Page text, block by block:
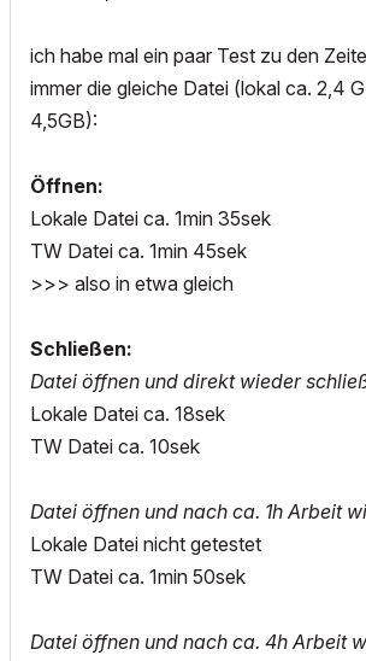
ich habe mal ein paar Test zu den
immer die gleiche Datei (lokal ca. 2,4
4,5GB):
Öffnen:
Lokale Datei ca. 1min 35sek
TW Datei ca. 1min 45sek
>>> also in etwa gleich
Schließen:
Datei öffnen und direkt wieder
Lokale Datei ca. 18sek
TW Datei ca. 10sek
Datei öffnen und nach ca. 1h Arbeit
Lokale Datei nicht getestet
TW Datei ca. 1min 50sek
Datei öffnen und nach ca. 4h Arbeit